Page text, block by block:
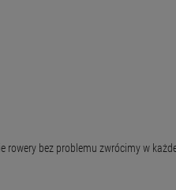
bez problemu zwrócimy w